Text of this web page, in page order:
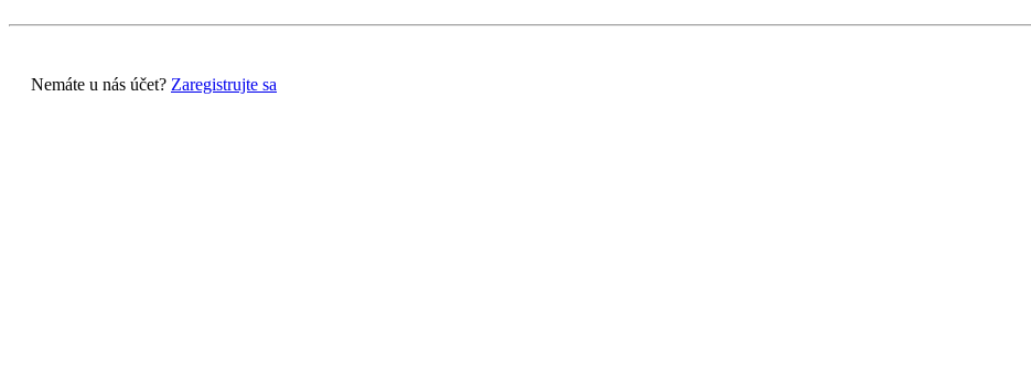
Nemáte u nás účet? Zaregistrujte sa